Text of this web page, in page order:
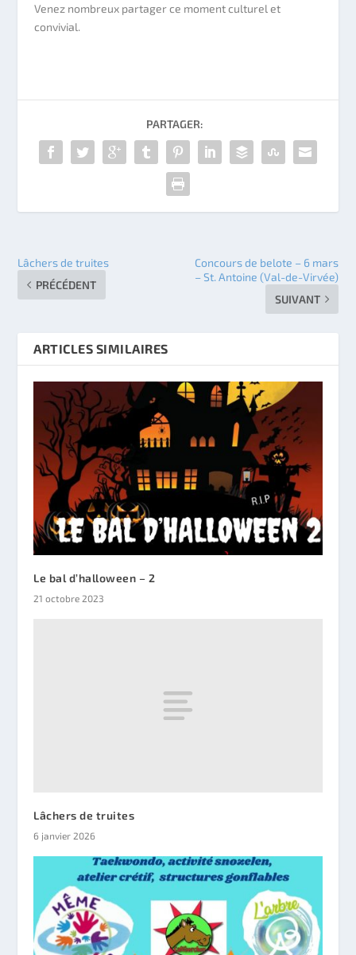
Venez nombreux partager ce moment culturel et
convivial.
PARTAGER:
Lâchers de truites
PRÉCÉDENT
Concours de belote – 6 mars
– St. Antoine (Val-de-Virvée)
SUIVANT
ARTICLES SIMILAIRES
Le bal d’halloween – 2
21 octobre 2023
Lâchers de truites
6 janvier 2026